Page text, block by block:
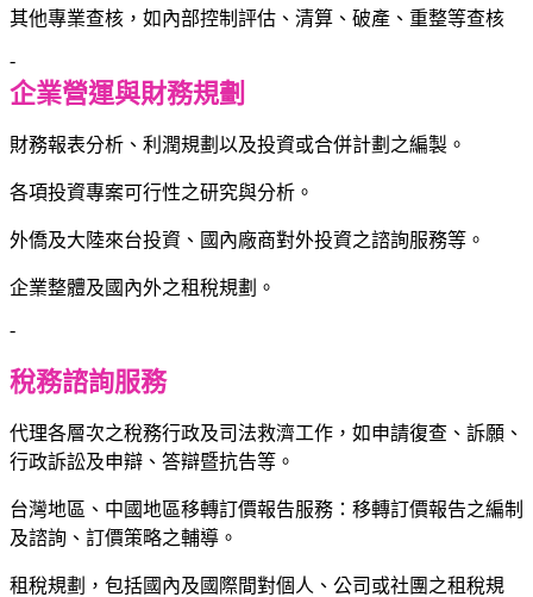
其他專業查核，如內部控制評估、清算、破產、重整等查核
-
企業營運與財務規劃
財務報表分析、利潤規劃以及投資或合併計劃之編製。
各項投資專案可行性之研究與分析。
外僑及大陸來台投資、國內廠商對外投資之諮詢服務等。
企業整體及國內外之租稅規劃。
-
稅務諮詢服務
代理各層次之稅務行政及司法救濟工作，如申請復查、訴願、
行政訴訟及申辯、答辯暨抗告等。
台灣地區、中國地區移轉訂價報告服務：移轉訂價報告之編制
及諮詢、訂價策略之輔導。
租稅規劃，包括國內及國際間對個人、公司或社團之租稅規